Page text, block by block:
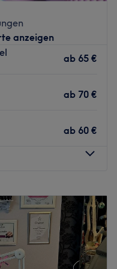
wohlfühlen
anzeigen
ab 65 €
ab 70 €
ab 60 €
10:00 – 19:00
10:00
19:00
10:00
19:00
10:00
19:00
14:00